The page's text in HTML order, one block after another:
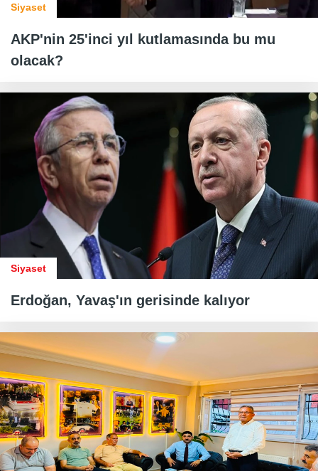
Siyaset
AKP'nin 25'inci yıl kutlamasında bu mu
olacak?
Siyaset
Erdoğan, Yavaş'ın gerisinde kalıyor